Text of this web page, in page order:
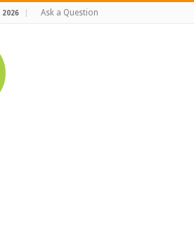
2026 Ask a Question